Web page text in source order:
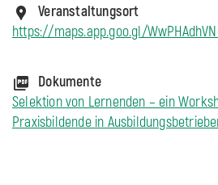
Veranstaltungsort
https://maps.app.goo.gl/
Dokumente
Selektion von Lernenden – ein
Praxisbildende in